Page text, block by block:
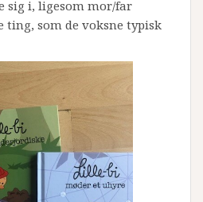
sig i, ligesom mor/far
ting, som de voksne typisk